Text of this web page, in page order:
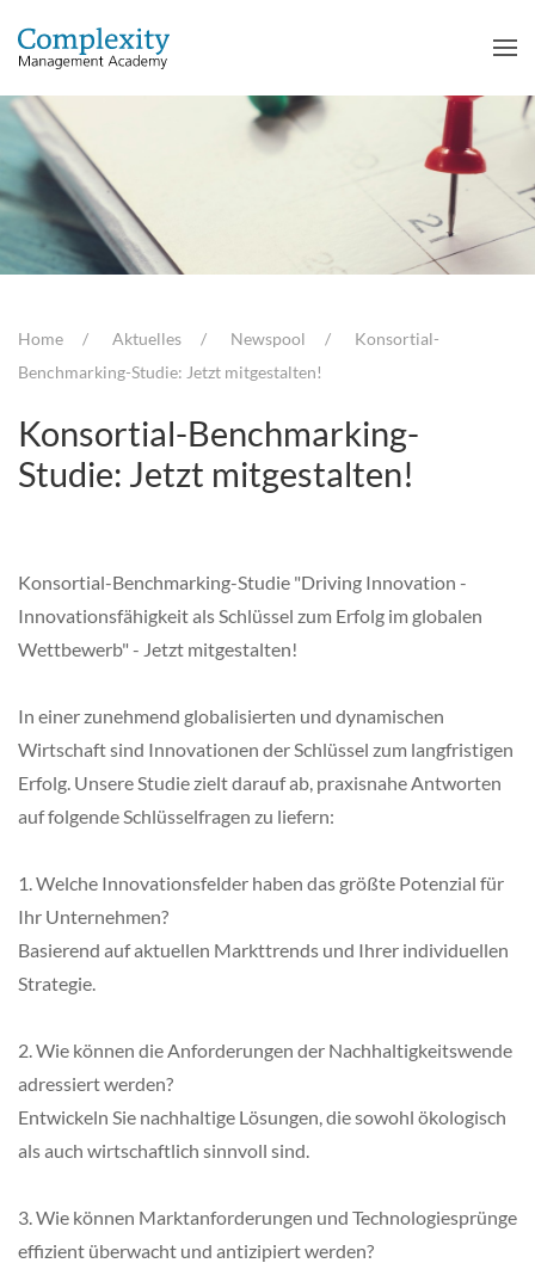
Home Aktuelles Newspool
Konsortial-
Benchmarking-Studie: Jetzt mitgestalten!
Konsortial-Benchmarking-
Studie: Jetzt mitgestalten!
Konsortial-Benchmarking-Studie "Driving Innovation -
Innovationsfähigkeit als Schlüssel zum Erfolg im globalen
Wettbewerb" - Jetzt mitgestalten!
In einer zunehmend globalisierten und dynamischen
Wirtschaft sind Innovationen der Schlüssel zum langfristigen
Erfolg. Unsere Studie zielt darauf ab, praxisnahe Antworten
auf folgende Schlüsselfragen zu liefern:
1. Welche Innovationsfelder haben das größte Potenzial für
Ihr Unternehmen?
Basierend auf aktuellen Markttrends und Ihrer individuellen
Strategie.
2. Wie können die Anforderungen der Nachhaltigkeitswende
adressiert werden?
Entwickeln Sie nachhaltige Lösungen, die sowohl ökologisch
als auch wirtschaftlich sinnvoll sind.
3. Wie können Marktanforderungen und Technologiesprünge
effizient überwacht und antizipiert werden?